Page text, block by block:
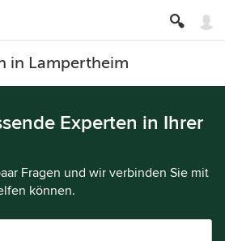
in Lampertheim
Experten in Ihrer
Fragen und wir verbinden Sie mit
können.